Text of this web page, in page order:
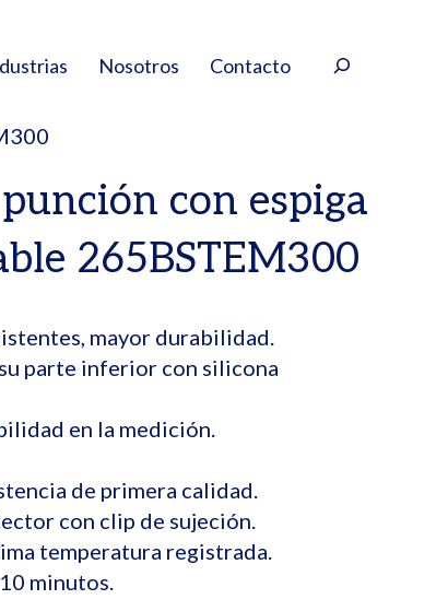
Nosotros Contacto Buscar
con espiga
265BSTEM300
mayor durabilidad.
parte inferior con silicona
en la medición.
de primera calidad.
con clip de sujeción.
temperatura registrada.
minutos.